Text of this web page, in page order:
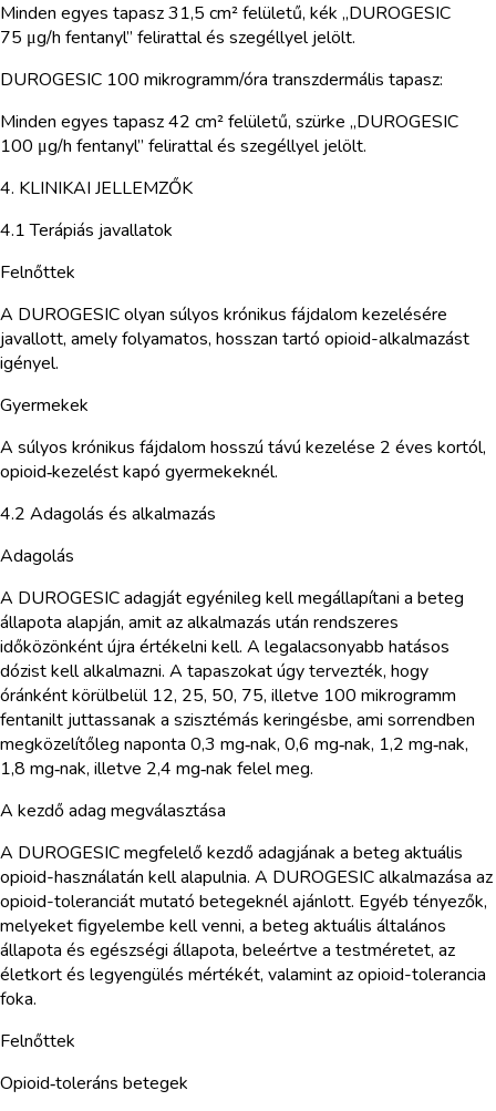
Minden egyes tapasz 31,5 cm² felületű, kék „DUROGESIC
75 μg/h fentanyl” felirattal és szegéllyel jelölt.
DUROGESIC 100 mikrogramm/óra transzdermális tapasz:
Minden egyes tapasz 42 cm² felületű, szürke „DUROGESIC
100 μg/h fentanyl” felirattal és szegéllyel jelölt.
4. KLINIKAI JELLEMZŐK
4.1 Terápiás javallatok
Felnőttek
A DUROGESIC olyan súlyos krónikus fájdalom kezelésére
javallott, amely folyamatos, hosszan tartó opioid-alkalmazást
igényel.
Gyermekek
A súlyos krónikus fájdalom hosszú távú kezelése 2 éves kortól,
opioid‑kezelést kapó gyermekeknél.
4.2 Adagolás és alkalmazás
Adagolás
A DUROGESIC adagját egyénileg kell megállapítani a beteg
állapota alapján, amit az alkalmazás után rendszeres
időközönként újra értékelni kell. A legalacsonyabb hatásos
dózist kell alkalmazni. A tapaszokat úgy tervezték, hogy
óránként körülbelül 12, 25, 50, 75, illetve 100 mikrogramm
fentanilt juttassanak a szisztémás keringésbe, ami sorrendben
megközelítőleg naponta 0,3 mg‑nak, 0,6 mg‑nak, 1,2 mg‑nak,
1,8 mg‑nak, illetve 2,4 mg‑nak felel meg.
A kezdő adag megválasztása
A DUROGESIC megfelelő kezdő adagjának a beteg aktuális
opioid-használatán kell alapulnia. A DUROGESIC alkalmazása az
opioid-toleranciát mutató betegeknél ajánlott. Egyéb tényezők,
melyeket figyelembe kell venni, a beteg aktuális általános
állapota és egészségi állapota, beleértve a testméretet, az
életkort és legyengülés mértékét, valamint az opioid-tolerancia
foka.
Felnőttek
Opioid‑toleráns betegek